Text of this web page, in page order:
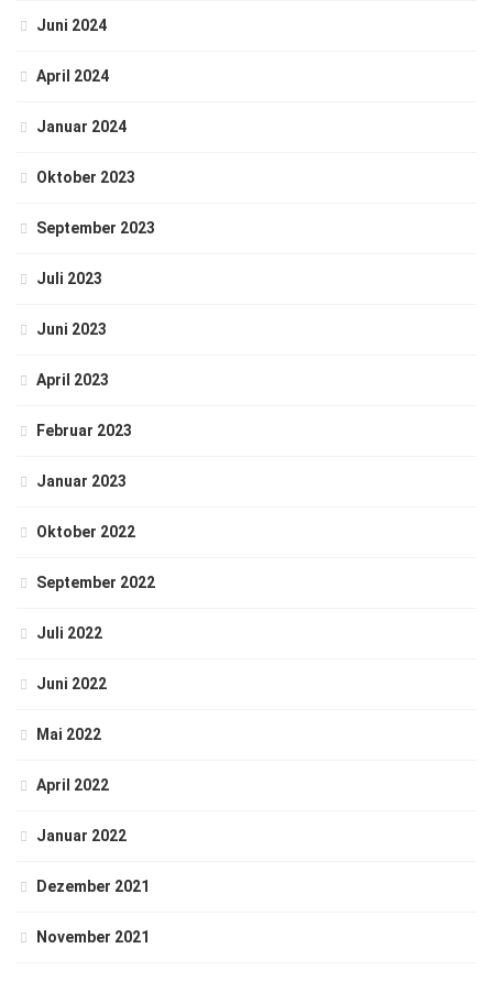
Juni 2024
April 2024
Januar 2024
Oktober 2023
September 2023
Juli 2023
Juni 2023
April 2023
Februar 2023
Januar 2023
Oktober 2022
September 2022
Juli 2022
Juni 2022
Mai 2022
April 2022
Januar 2022
Dezember 2021
November 2021